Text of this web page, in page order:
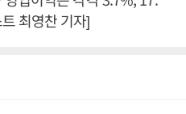
최영찬 기자]